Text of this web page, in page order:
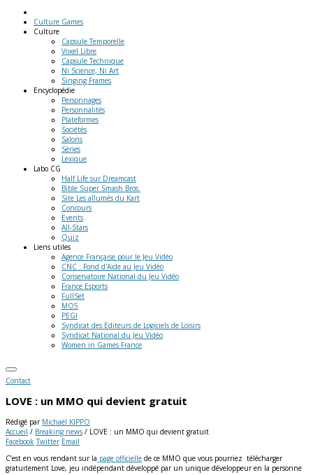
Culture Games
Culture
Capsule Temporelle
Voxel Libre
Capsule Technique
Ni Science, Ni Art
Singing Frames
Encyclopédie
Personnages
Personnalités
Plateformes
Sociétés
Salons
Séries
Lexique
Labo CG
Half Life sur Dreamcast
Bible Super Smash Bros.
Site Les allumés du Kart
Concours
Events
All-Stars
Quiz
Liens utiles
Agence Française pour le Jeu Vidéo
CNC : Fond d'Aide au Jeu Vidéo
Conservatoire National du Jeu Vidéo
France Esports
FullSet
MO5
PEGI
Syndicat des Editeurs de Logiciels de Loisirs
Syndicat National du Jeu Vidéo
Women in Games France
Contact
LOVE : un MMO qui devient gratuit
Rédigé par Michaël KIPPO
Accueil / Breaking news / LOVE : un MMO qui devient gratuit
Facebook Twitter Email
C’est en vous rendant sur la page officielle de ce MMO que vous pourriez télécharger
gratuitement Love, jeu indépendant développé par un unique développeur en la personne